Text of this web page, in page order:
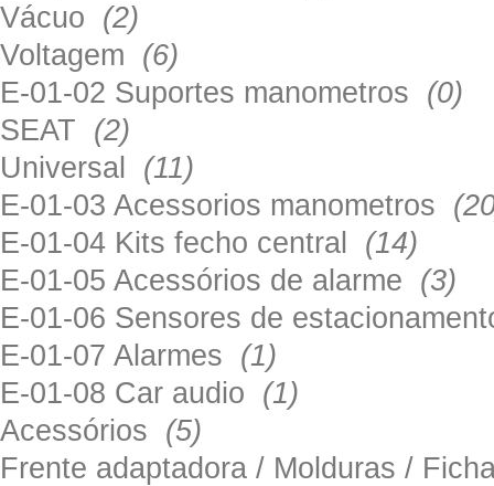
Vácuo (2)
Voltagem (6)
E-01-02 Suportes manometros (0)
SEAT (2)
Universal (11)
E-01-03 Acessorios manometros
E-01-04 Kits fecho central (14)
E-01-05 Acessórios de alarme (3)
E-01-06 Sensores de
E-01-07 Alarmes (1)
E-01-08 Car audio (1)
Acessórios (5)
Frente adaptadora / Molduras /